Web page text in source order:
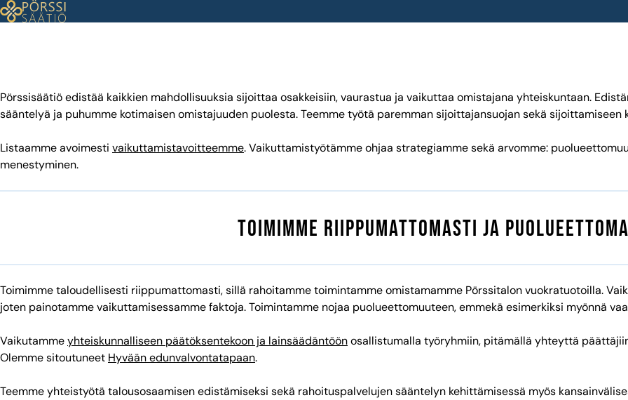
Siirry
sisältöön
Pörssisäätiö edistää kaikkien mahdollisuuksia sijoittaa osakkeisiin, vaurastua ja vaikuttaa omistajana yhteiskuntaan.
sääntelyä ja puhumme kotimaisen omistajuuden puolesta. Teemme työtä paremman sijoittajansuojan sekä sijoittamiseen
Listaamme avoimesti vaikuttamistavoitteemme. Vaikuttamistyötämme ohjaa strategiamme sekä arvomme:
menestyminen.
Toimimme riippumattomasti ja
Toimimme taloudellisesti riippumattomasti, sillä rahoitamme toimintamme omistamamme Pörssitalon vuokratuotoilla.
joten painotamme vaikuttamisessamme faktoja. Toimintamme nojaa puolueettomuuteen, emmekä esimerkiksi myönnä
Vaikutammeyhteiskunnalliseen päätöksentekoon ja lainsäädäntöönosallistumalla työryhmiin, pitämällä yhteyttä
Olemme sitoutuneet Hyvään edunvalvontatapaan.
Teemme yhteistyötä talousosaamisen edistämiseksi sekä rahoituspalvelujen sääntelyn kehittämisessä myös